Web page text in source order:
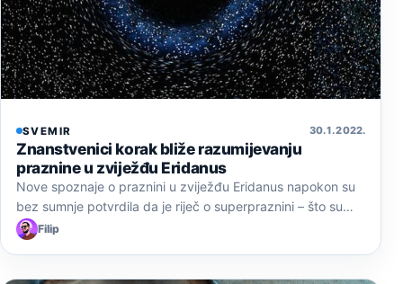
SVEMIR 30. 1. 2022.
Znanstvenici korak bliže razumijevanju
praznine u zviježđu Eridanus
Nove spoznaje o praznini u zviježđu Eridanus napokon su
bez sumnje potvrdila da je riječ o superpraznini – što su…
Filip